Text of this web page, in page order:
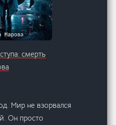
смерть
Мир не взорвался
Он просто